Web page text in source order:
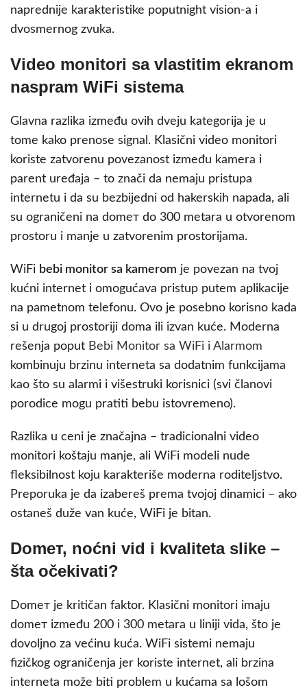
naprednije karakteristike poputnight vision-a i
dvosmernog zvuka.
Video monitori sa vlastitim ekranom
naspram WiFi sistema
Glavna razlika između ovih dveju kategorija je u
tome kako prenose signal. Klasični video monitori
koriste zatvorenu povezanost između kamera i
parent uređaja – to znači da nemaju pristupa
internetu i da su bezbijedni od hakerskih napada, ali
su ograničeni na domет do 300 metara u otvorenom
prostoru i manje u zatvorenim prostorijama.
WiFi bebi monitor sa kamerom je povezan na tvoj
kućni internet i omogućava pristup putem aplikacije
na pametnom telefonu. Ovo je posebno korisno kada
si u drugoj prostoriji doma ili izvan kuće. Moderna
rešenja poput Bebi Monitor sa WiFi i Alarmom
kombinuju brzinu interneta sa dodatnim funkcijama
kao što su alarmi i višestruki korisnici (svi članovi
porodice mogu pratiti bebu istovremeno).
Razlika u ceni je značajna – tradicionalni video
monitori koštaju manje, ali WiFi modeli nude
fleksibilnost koju karakteriše moderna roditeljstvo.
Preporuka je da izabereš prema tvojoj dinamici – ako
ostaneš duže van kuće, WiFi je bitan.
Domет, noćni vid i kvaliteta slike –
šta očekivati?
Domeт je kritičan faktor. Klasični monitori imaju
domeт između 200 i 300 metara u liniji vida, što je
dovoljno za većinu kuća. WiFi sistemi nemaju
fizičkog ograničenja jer koriste internet, ali brzina
interneta može biti problem u kućama sa lošom